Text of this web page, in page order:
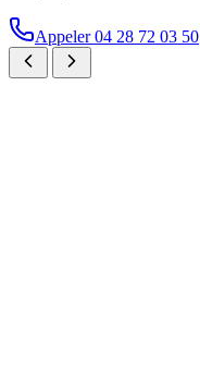
Appeler 04 28 72 03 50